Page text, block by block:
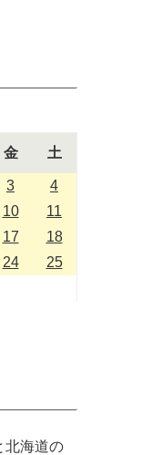
金 土
3
4
10
11
17
18
24
25
北海道の